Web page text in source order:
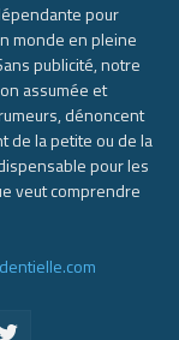
pour
monde en pleine
publicité, notre
assumée et
dénoncent
de la petite ou de la
pour les
veut comprendre